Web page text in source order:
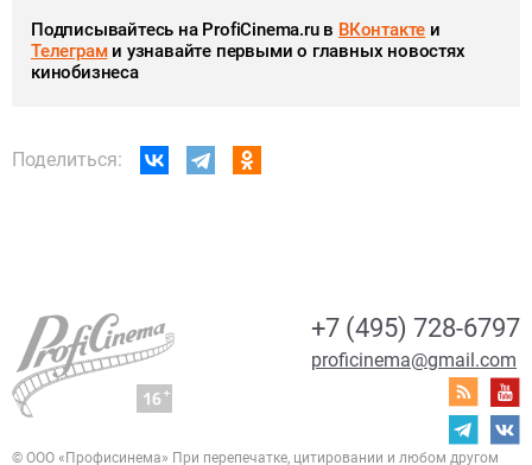
Подписывайтесь на ProfiCinema.ru в ВКонтакте и
Телеграми узнавайте первыми о главных новостях
кинобизнеса
Поделиться:
+7 (495) 728-6797
proficinema@gmail.com
© ООО «Профисинема» При перепечатке, цитировании и любом другом